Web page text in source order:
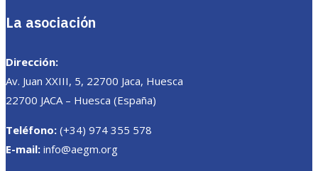
La asociación
Dirección:
Av. Juan XXIII, 5, 22700 Jaca, Huesca
22700 JACA – Huesca (España)
Teléfono: (+34) 974 355 578
E-mail: info@aegm.org